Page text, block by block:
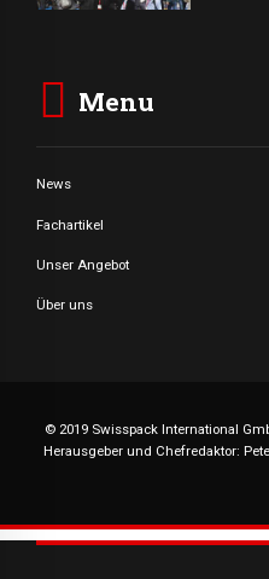
Menu
News
Fachartikel
Unser Angebot
Über uns
© 2019 Swisspack International
Herausgeber und Chefredaktor: